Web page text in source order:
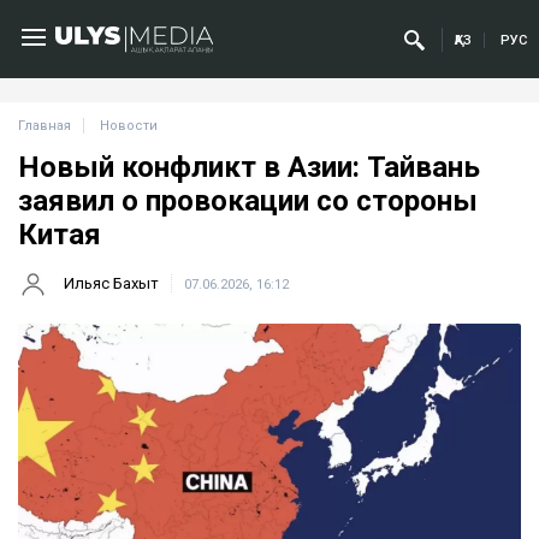
ҚАЗ РУС
Главная Новости
Новый конфликт в Азии: Тайвань
заявил о провокации со стороны
Китая
Ильяс Бахыт 07.06.2026, 16:12